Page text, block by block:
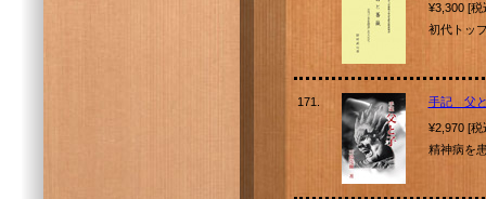
¥3,300 [
初代トッ
171.
手記 父
¥2,970 [
精神病を